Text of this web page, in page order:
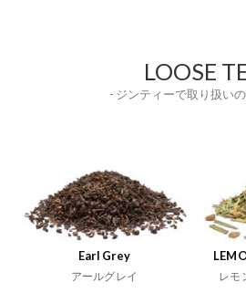
LOOSE
- ジンティーで取り扱い
Earl Grey
アールグレイ レモ